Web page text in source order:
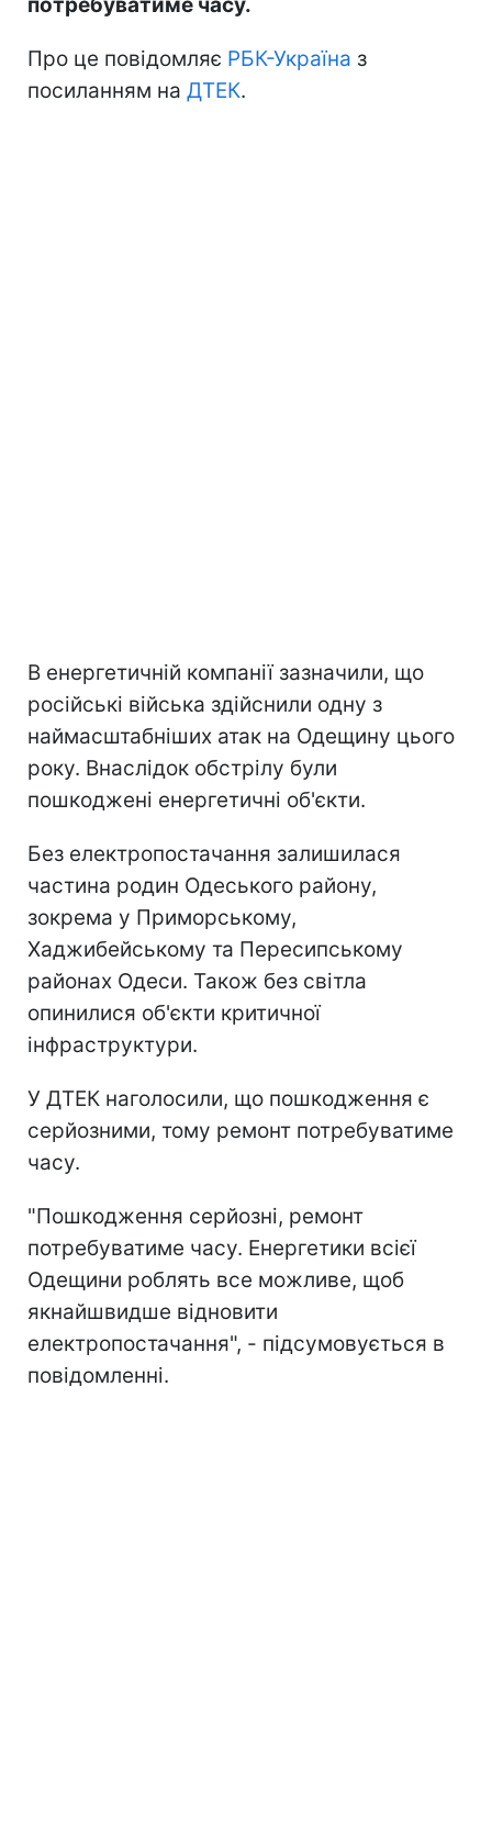
Про це повідомляє РБК-Україна з
посиланням на ДТЕК.
В енергетичній компанії зазначили, що
російські війська здійснили одну з
наймасштабніших атак на Одещину цього
року. Внаслідок обстрілу були
пошкоджені енергетичні об'єкти.
Без електропостачання залишилася
частина родин Одеського району,
зокрема у Приморському,
Хаджибейському та Пересипському
районах Одеси. Також без світла
опинилися об'єкти критичної
інфраструктури.
У ДТЕК наголосили, що пошкодження є
серйозними, тому ремонт потребуватиме
часу.
"Пошкодження серйозні, ремонт
потребуватиме часу. Енергетики всієї
Одещини роблять все можливе, щоб
якнайшвидше відновити
електропостачання", - підсумовується в
повідомленні.